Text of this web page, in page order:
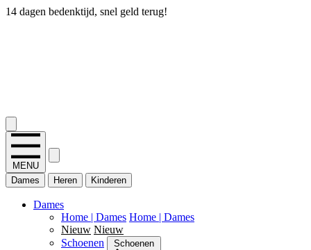
14 dagen bedenktijd, snel geld terug!
MENU
Dames
Heren Kinderen
Dames
Home | Dames Home | Dames
Nieuw Nieuw
Schoenen
Schoenen